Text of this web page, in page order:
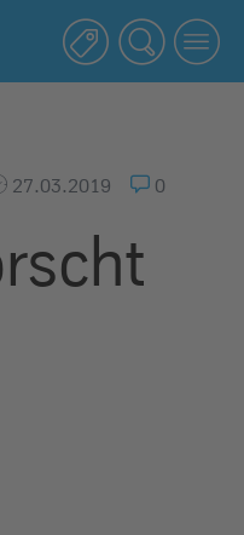
27.03.2019 0